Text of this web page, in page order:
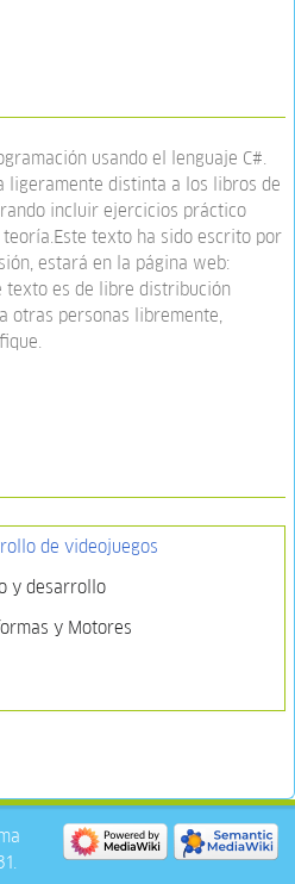
usando el lenguaje C#.
ligeramente distinta a los libros de
incluir ejercicios práctico
texto ha sido escrito por
estará en la página web:
texto es de libre distribución
otras personas libremente,
de videojuegos
y desarrollo
y Motores